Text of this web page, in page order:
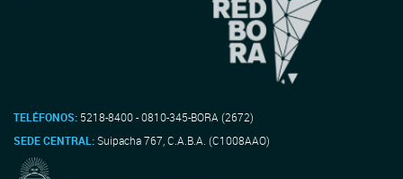
TELÉFONOS: 5218-8400 - 0810-345-BORA (2672)
SEDE CENTRAL:Suipacha 767, C.A.B.A. (C1008AAO)